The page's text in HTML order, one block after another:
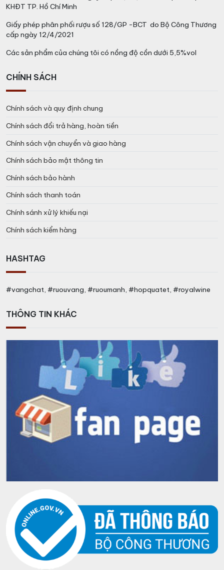
KHĐT TP. Hồ Chí Minh
Giấy phép phân phối rượu số 128/GP -BCT do Bộ Công Thương
cấp ngày 12/4/2021
Các sản phẩm của chúng tôi có nồng độ cồn dưới 5,5%vol
CHÍNH SÁCH
Chính sách và quy định chung
Chính sách đổi trả hàng, hoàn tiền
Chính sách vận chuyển và giao hàng
Chính sách bảo mật thông tin
Chính sách bảo hành
Chính sách thanh toán
Chính sánh xử lý khiếu nại
Chính sách kiểm hàng
HASHTAG
#vangchat, #ruouvang, #ruoumanh, #hopquatet, #royalwine
THÔNG TIN KHÁC